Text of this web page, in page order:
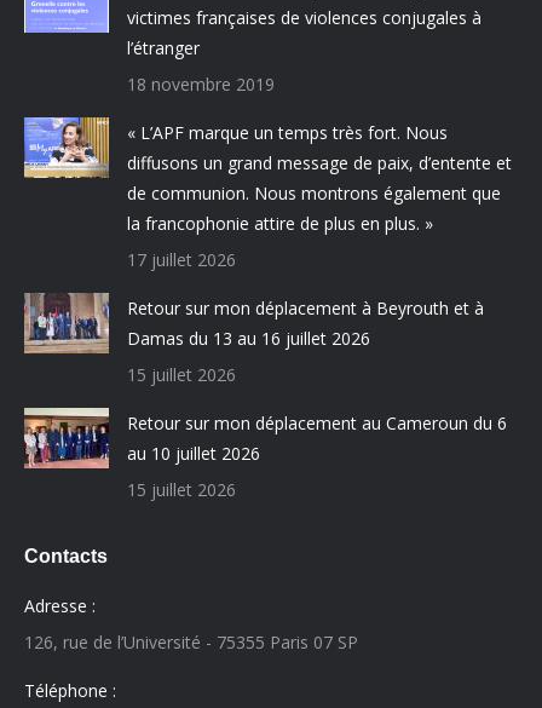
victimes françaises de violences conjugales à
l’étranger
18 novembre 2019
« L’APF marque un temps très fort. Nous
diffusons un grand message de paix, d’entente et
de communion. Nous montrons également que
la francophonie attire de plus en plus. »
17 juillet 2026
Retour sur mon déplacement à Beyrouth et à
Damas du 13 au 16 juillet 2026
15 juillet 2026
Retour sur mon déplacement au Cameroun du 6
au 10 juillet 2026
15 juillet 2026
Contacts
Adresse :
126, rue de l’Université - 75355 Paris 07 SP
Téléphone :